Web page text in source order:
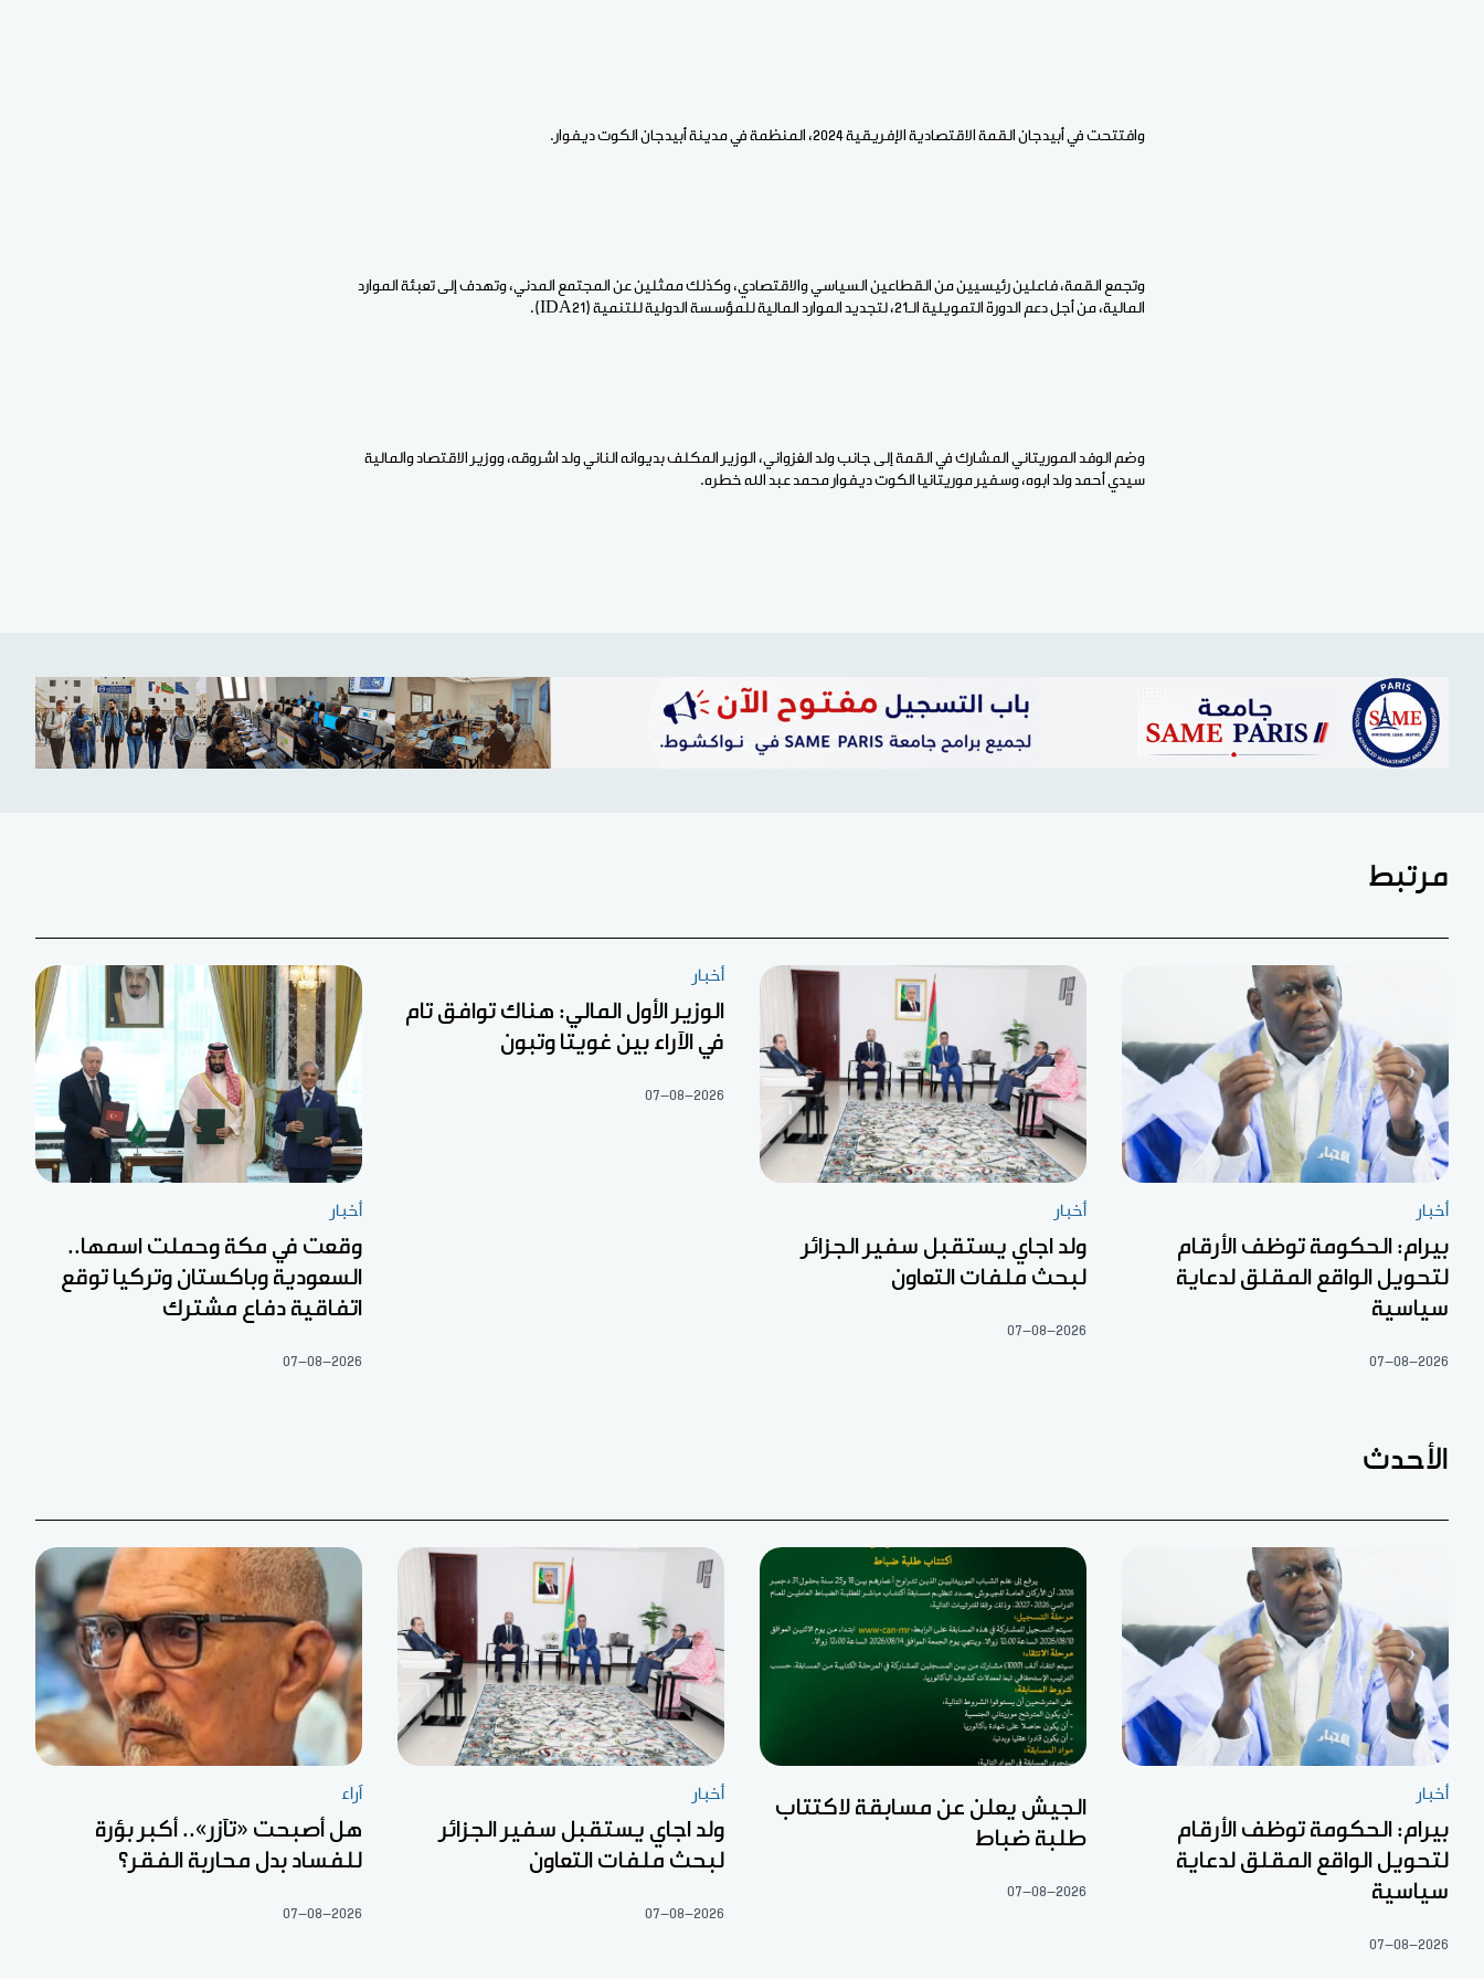
وافتتحت في أبيدجان القمة الاقتصادية الإفريقية 2024، المنظمة في مدينة أبيدجان الكوت ديفوار.
وتجمع القمة، فاعلين رئيسيين من القطاعين السياسي والاقتصادي، وكذلك ممثلين عن المجتمع المدني، وتهدف إلى تعبئة الموارد
المالية، من أجل دعم الدورة التمويلية الـ21، لتجديد الموارد المالية للمؤسسة الدولية للتنمية (IDA21).
وضم الوفد الموريتاني المشارك في القمة إلى جانب ولد الغزواني، الوزير المكلف بديوانه الناني ولد اشروقه، ووزير الاقتصاد والمالية
سيدي أحمد ولد ابوه، وسفير موريتانيا الكوت ديفوار محمد عبد الله خطره.
مرتبط
أخبار
بيرام: الحكومة توظف الأرقام
لتحويل الواقع المقلق لدعاية
سياسية
07-08-2026
أخبار
ولد اجاي يستقبل سفير الجزائر
لبحث ملفات التعاون
07-08-2026
أخبار
الوزير الأول المالي: هناك توافق تام
في الآراء بين غويتا وتبون
07-08-2026
أخبار
وقعت في مكة وحملت اسمها..
السعودية وباكستان وتركيا توقع
اتفاقية دفاع مشترك
07-08-2026
الأحدث
أخبار
بيرام: الحكومة توظف الأرقام
لتحويل الواقع المقلق لدعاية
سياسية
07-08-2026
الجيش يعلن عن مسابقة لاكتتاب
طلبة ضباط
07-08-2026
أخبار
ولد اجاي يستقبل سفير الجزائر
لبحث ملفات التعاون
07-08-2026
آراء
هل أصبحت «تآزر».. أكبر بؤرة
للفساد بدل محاربة الفقر؟
07-08-2026